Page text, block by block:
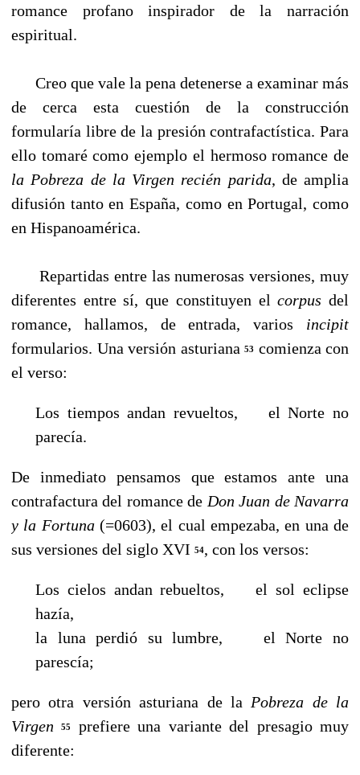
romance profano inspirador de la narración
espiritual.
Creo que vale la pena detenerse a examinar más
de cerca esta cuestión de la construcción
formularía libre de la presión contrafactística. Para
ello tomaré como ejemplo el hermoso romance de
la Pobreza de la Virgen recién parida, de amplia
difusión tanto en España, como en Portugal, como
en Hispanoamérica.
Repartidas entre las numerosas versiones, muy
diferentes entre sí, que constituyen elcorpus del
romance, hallamos, de entrada, varios incipit
formularios. Una versión asturiana 53 comienza con
el verso:
Los tiempos andan revueltos, el Norte no
parecía.
De inmediato pensamos que estamos ante una
contrafactura del romance de Don Juan de Navarra
y la Fortuna(=0603), el cual empezaba, en una de
sus versiones del siglo XVI 54, con los versos:
Los cielos andan rebueltos, el sol eclipse
hazía,
la luna perdió su lumbre, el Norte no
parescía;
pero otra versión asturiana de la Pobreza de la
Virgen
55
prefiere una variante del presagio muy
diferente: